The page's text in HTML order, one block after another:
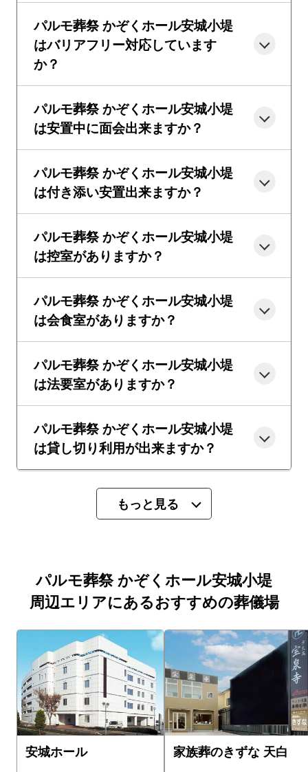
パルモ葬祭 かぞくホール安城小堤
はバリアフリー対応しています
か？
パルモ葬祭 かぞくホール安城小堤
は安置中に面会出来ますか？
パルモ葬祭 かぞくホール安城小堤
は付き添い安置出来ますか？
パルモ葬祭 かぞくホール安城小堤
は控室がありますか？
パルモ葬祭 かぞくホール安城小堤
は会食室がありますか？
パルモ葬祭 かぞくホール安城小堤
は法要室がありますか？
パルモ葬祭 かぞくホール安城小堤
は貸し切り利用が出来ますか？
もっと見る
パルモ葬祭 かぞくホール安城小堤
周辺エリアにあるおすすめの葬儀場
安城ホール
家族葬のきずな 天白